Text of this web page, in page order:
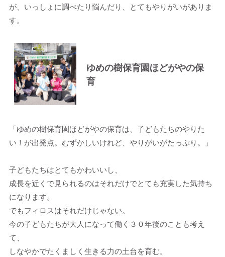
が、いっしょに調べたり悩んだり、とてもやりがいがありま
す。
ゆめの樹保育園ほどがやの保
育
「ゆめの樹保育園ほどがやの保育は、子どもたちのやりた
い！が出発点。むずかしいけれど、やりがいがたっぷり。」
子どもたちはとてもかわいいし、
成長を近くで見られるのはそれだけでとても充実した気持ち
になります。
でもフィロスはそれだけじゃない。
今の子どもたちが大人になって働く３０年後のことも考え
て、
しなやかでたくましく生きる力の土台を育む。